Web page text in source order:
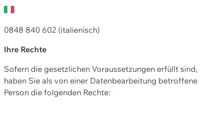
0848 840 602 (italienisch)
Ihre Rechte
Sofern die gesetzlichen Voraussetzungen erfüllt sind,
haben Sie als von einer Datenbearbeitung betroffene
Person die folgenden Rechte: